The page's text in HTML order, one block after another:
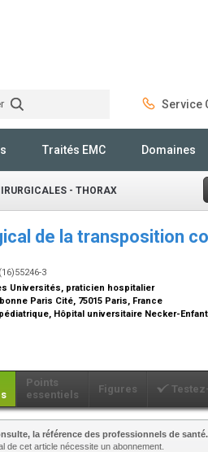
Service
Traités EMC Domaines
- THORAX
de la transposition
3
Universités, praticien hospitalier
Paris Cité, 75015 Paris, France
Hôpital universitaire Necker-
Points
essentiels
Figures
la référence des professionnels de santé.
de cet article nécessite un abonnement.